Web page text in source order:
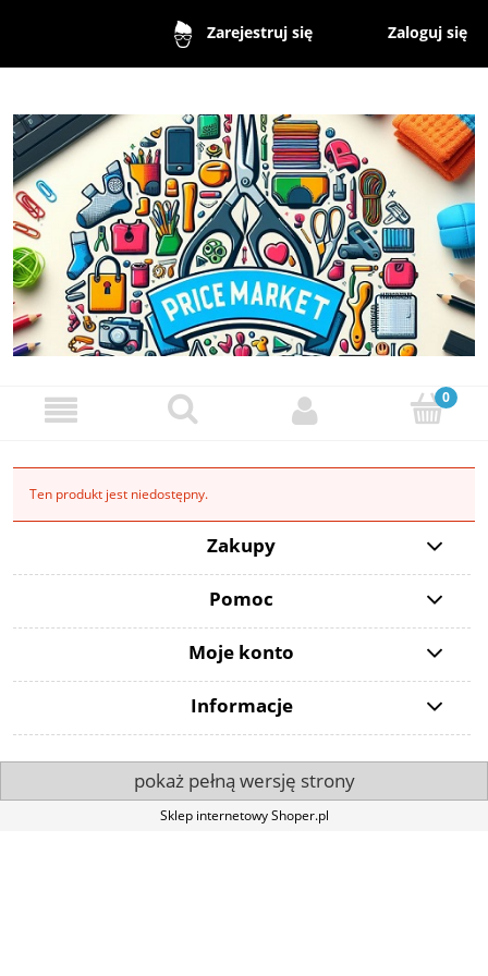
Zarejestruj się Zaloguj się
Ten produkt jest niedostępny.
Zakupy
Pomoc
Moje konto
Informacje
pokaż pełną wersję strony
Sklep internetowy Shoper.pl